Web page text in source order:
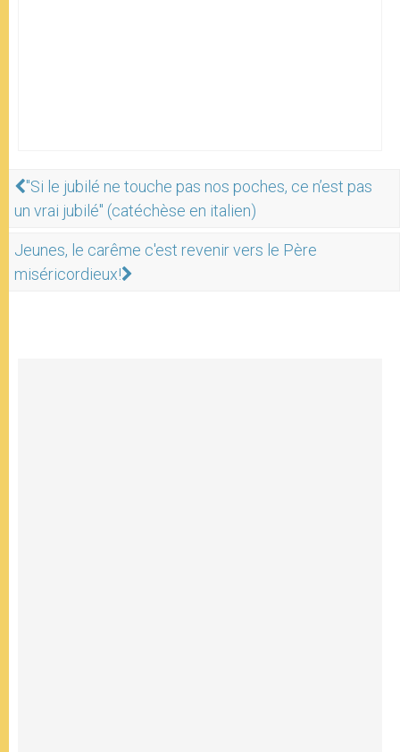
"Si le jubilé ne touche pas nos poches, ce n’est pas
un vrai jubilé" (catéchèse en italien)
Jeunes, le carême c'est revenir vers le Père
miséricordieux!